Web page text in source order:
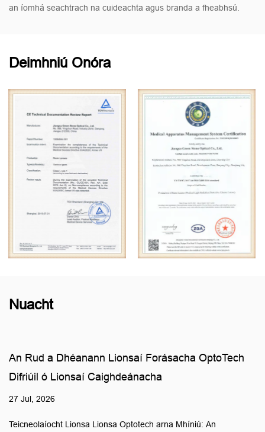
an íomhá seachtrach na cuideachta agus branda a fheabhsú.
Deimhniú Onóra
Nuacht
OptoTech
An
Cé acu is fearr, lionsaí défhócacha
20 Jul, 2026
Innealtóireachta le haghaidh Ceartúchán Dé-